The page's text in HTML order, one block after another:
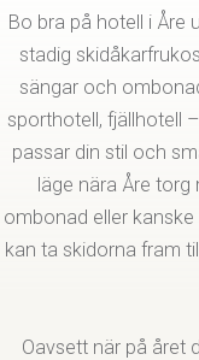
Bo bra på hotell i Åre
stadig
sängar och
sporthotell, fjällhotell
passar din stil och
läge nära Åre
ombonad eller
kan ta skidorna fram
Oavsett när på året